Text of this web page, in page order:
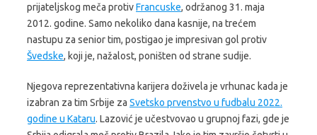
prijateljskog meča protivFrancuske, održanog 31. maja
2012. godine. Samo nekoliko dana kasnije, na trećem
nastupu za senior tim, postigao je impresivan gol protiv
Švedske, koji je, nažalost, poništen od strane sudije.
Njegova reprezentativna karijera doživela je vrhunac kada je
izabran za tim Srbije za Svetsko prvenstvo u fudbalu 2022.
godine u Kataru. Lazović je učestvovao u grupnoj fazi, gde je